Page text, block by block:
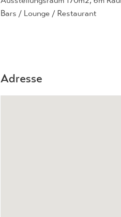
Bars / Lounge / Restaurant
Adresse